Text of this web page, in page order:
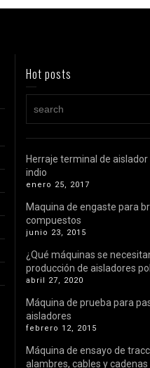
Hot posts
Herraje terminal de
indio
enero 25, 2017
Maquina de engaste para
compuestos
junio 23, 2015
¿Qué máquinas se
producción de aisladores
abril 27, 2020
Máquina de prueba para
aisladores
febrero 12, 2015
Máquina de ensayo de
alambres, cables y cadenas